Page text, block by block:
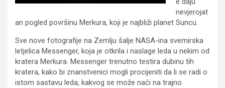
nevjerojat
an pogled površinu Merkura, koji je najbliži planet Suncu.
Sve nove fotografije na Zemlju šalje NASA-ina svemirska
letjelica Messenger, koja je otkrila i naslage leda u nekim od
kratera Merkura. Messenger trenutno testira dubinu tih
kratera, kako bi znanstvenici mogli procijeniti da li se radi o
istom sastavu leda, kakvog se može naći na trajno